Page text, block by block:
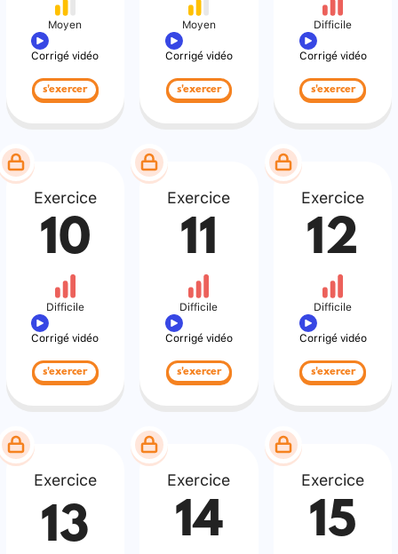
Moyen
Corrigé vidéo
s'exercer
Moyen
Corrigé vidéo
s'exercer
Difficile
Corrigé vidéo
s'exercer
Exercice
10
Difficile
Corrigé vidéo
s'exercer
Exercice
11
Difficile
Corrigé vidéo
s'exercer
Exercice
12
Difficile
Corrigé vidéo
s'exercer
Exercice
13
Exercice
14
Exercice
15